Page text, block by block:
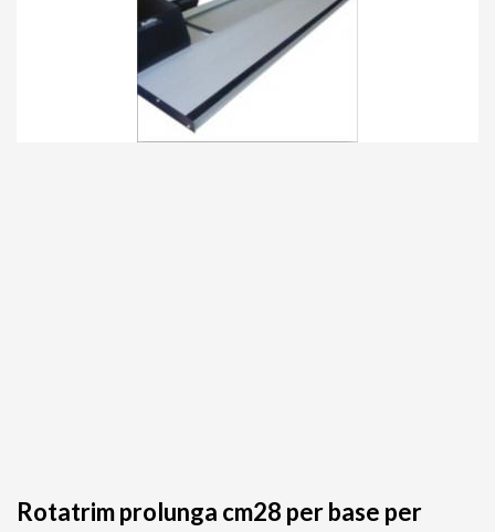
Rotatrim prolunga cm28 per base per